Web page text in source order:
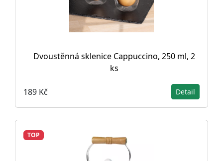
Dvoustěnná sklenice Cappuccino, 250 ml, 2
ks
189 Kč Detail
TOP